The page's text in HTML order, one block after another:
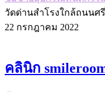
วัดด่านสำโรงใกล้ถนนศ
22 กรกฎาคม 2022
คลินิก